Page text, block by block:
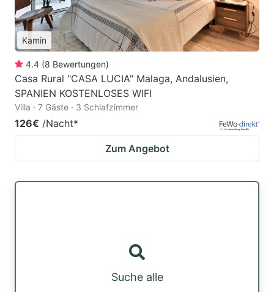
Kamin
4.4 (8 Bewertungen)
Casa Rural "CASA LUCIA" Malaga, Andalusien,
SPANIEN KOSTENLOSES WIFI
Villa · 7 Gäste · 3 Schlafzimmer
126€ /Nacht*
Zum Angebot
Suche alle